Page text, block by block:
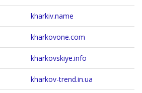
kharkiv.name
kharkovone.com
kharkovskiye.info
kharkov-trend.in.ua